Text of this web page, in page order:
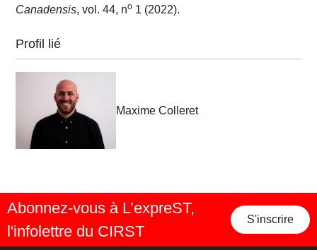
Canadensis, vol. 44, no 1 (2022).
Profil lié
Maxime Colleret
Abonnez-vous à L’expreST,
l'infolettre du CIRST
S'inscrire